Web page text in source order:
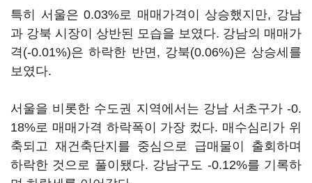
특히 서울은 0.03%로 매매가격이 상승했지만, 강남
과 강북 시장이 상반된 모습을 보였다. 강남의 매매가
격(-0.01%)은 하락한 반면, 강북(0.06%)은 상승세를
보였다.
서울을 비롯한 수도권 지역에서는 강남 서초구가 -0.
18%로 매매가격 하락폭이 가장 컸다. 매수심리가 위
축되고 재건축단지를 중심으로 급매물이 출회하며
하락한 것으로 풀이됐다. 강남구도 -0.12%를 기록하